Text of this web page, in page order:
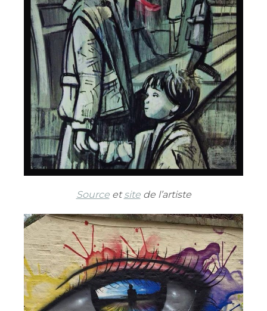
Sourceetsitede l’artiste